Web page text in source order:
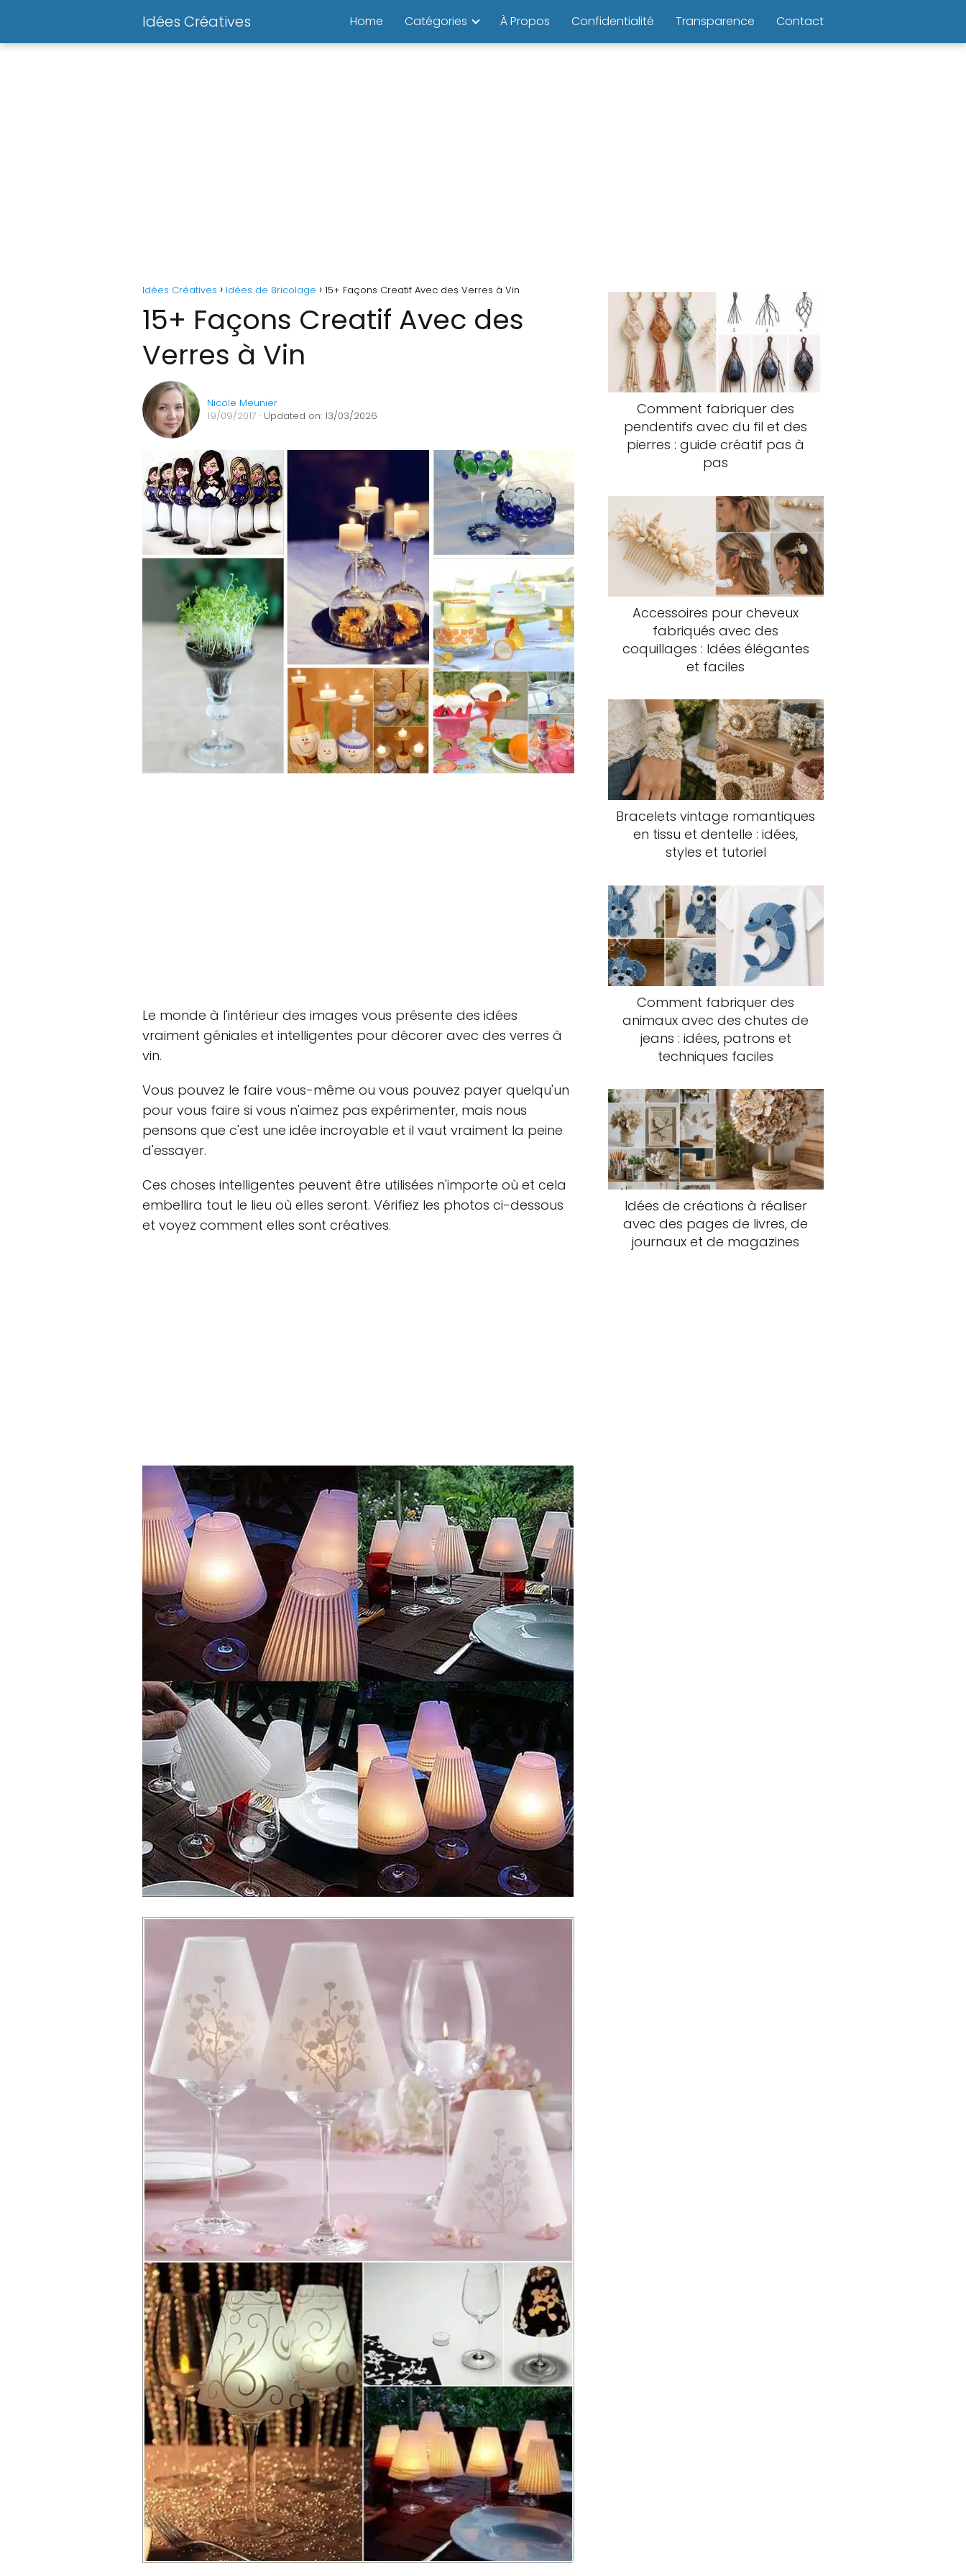
Idées Créatives Home Catégories À Propos Confidentialité Transparence Contact
Idées Créatives Idées de Bricolage 15+ Façons Creatif Avec des Verres à Vin
15+ Façons Creatif Avec des
Verres à Vin
Nicole Meunier
19/09/2017 · Updated on: 13/03/2026
Le monde à l'intérieur des images vous présente des idées
vraiment géniales et intelligentes pour décorer avec des verres à
vin.
Vous pouvez le faire vous-même ou vous pouvez payer quelqu'un
pour vous faire si vous n'aimez pas expérimenter, mais nous
pensons que c'est une idée incroyable et il vaut vraiment la peine
d'essayer.
Ces choses intelligentes peuvent être utilisées n'importe où et cela
embellira tout le lieu où elles seront. Vérifiez les photos ci-dessous
et voyez comment elles sont créatives.
Comment fabriquer des
pendentifs avec du fil et des
pierres : guide créatif pas à
pas
Accessoires pour cheveux
fabriqués avec des
coquillages : Idées élégantes
et faciles
Bracelets vintage romantiques
en tissu et dentelle : idées,
styles et tutoriel
Comment fabriquer des
animaux avec des chutes de
jeans : idées, patrons et
techniques faciles
Idées de créations à réaliser
avec des pages de livres, de
journaux et de magazines